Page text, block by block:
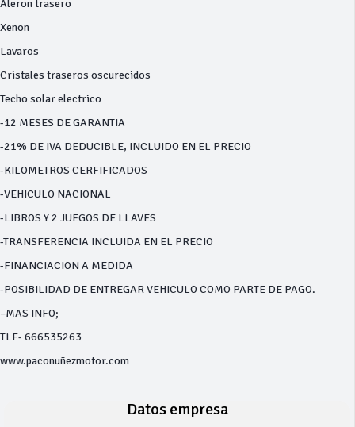
Aleron trasero
Xenon
Lavaros
Cristales traseros oscurecidos
Techo solar electrico
-12 MESES DE GARANTIA
-21% DE IVA DEDUCIBLE, INCLUIDO EN EL PRECIO
-KILOMETROS CERFIFICADOS
-VEHICULO NACIONAL
-LIBROS Y 2 JUEGOS DE LLAVES
-TRANSFERENCIA INCLUIDA EN EL PRECIO
-FINANCIACION A MEDIDA
-POSIBILIDAD DE ENTREGAR VEHICULO COMO PARTE DE PAGO.
–MAS INFO;
TLF- 666535263
www.paconuñezmotor.com
Datos empresa